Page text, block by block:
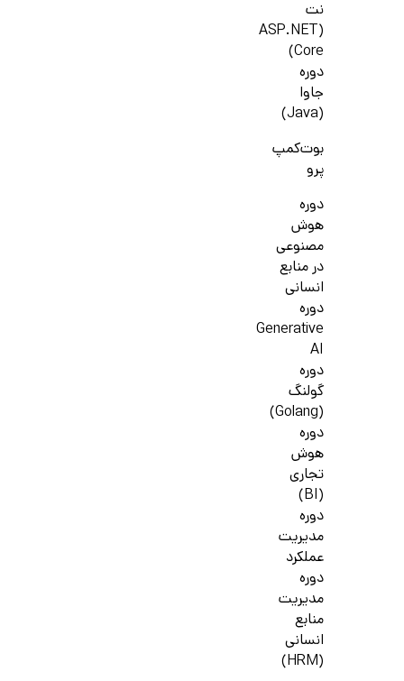
نت
(ASP.NET
Core)
دوره
جاوا
(Java)
بوت‌کمپ
پرو
دوره
هوش
مصنوعی
در منابع
انسانی
دوره
Generative
AI
دوره
گولنگ
(Golang)
دوره
هوش
تجاری
(BI)
دوره
مدیریت
عملکرد
دوره
مدیریت
منابع
انسانی
(HRM)